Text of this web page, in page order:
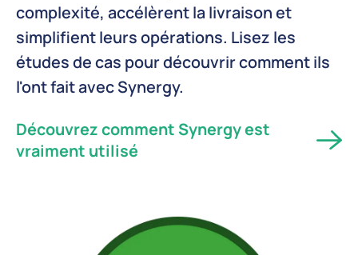
complexité, accélèrent la livraison et
simplifient leurs opérations. Lisez les
études de cas pour découvrir comment ils
l'ont fait avec Synergy.
Découvrez comment Synergy est
vraiment utilisé